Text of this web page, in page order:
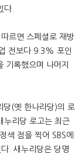
다.
르면 스페셜로 재방
전보다 9.3% 포인
록했으며 나머지
당(옛 한나라당)의 로
누리당 로고는 최근
색 점을 찍어 SBS에
. 새누리당은 당명